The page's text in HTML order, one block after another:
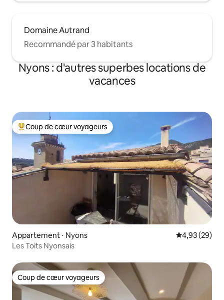
Domaine Autrand
Recommandé par 3 habitants
Nyons : d'autres superbes locations de
vacances
Coups de cœur voyageurs les plus appréciés
Coup de cœur voyageurs
Appartement ⋅ Nyons Évaluation
4,93 (29)
Les Toits Nyonsais
Coup de cœur voyageurs
Coup de cœur voyageurs